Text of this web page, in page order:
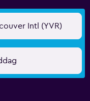
Intl (YVR)